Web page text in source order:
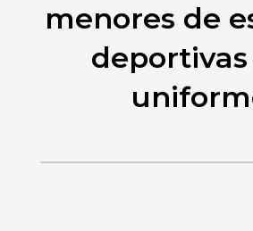
menores de
deportivas